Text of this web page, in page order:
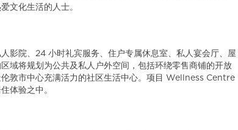
文化生活的人士。
影院、24 小时礼宾服务、住户专属休息室、私人宴会厅、屋
域将规划为公共及私人户外空间，包括环绕零售商铺的开放
敦市中心充满活力的社区生活中心。项目 Wellness Centre
体验之中。